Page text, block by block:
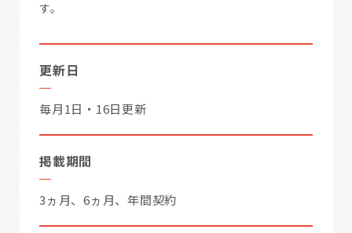
す。
更新日
毎月1日・16日更新
掲載期間
3ヵ月、6ヵ月、年間契約